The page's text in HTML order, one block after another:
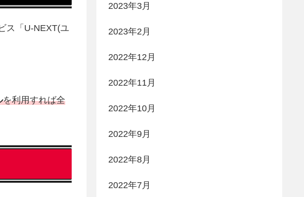
ス「U-NEXT(ユ
を利用すれば全
2023年3月
2023年2月
2022年12月
2022年11月
2022年10月
2022年9月
2022年8月
2022年7月